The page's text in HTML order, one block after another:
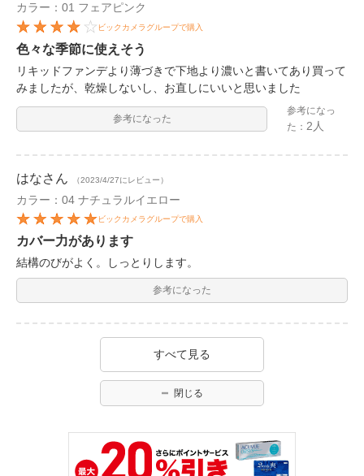
カラー：01 フェアピンク
ビックカメラグループで購入
色々な季節に使えそう
リキッドファンデより薄づきで下地より濃いと書いてあり買って
みましたが、乾燥しないし、お直しにいいと思いました
参考になった
参考になっ
た： 2人
はなさん （2023/4/27にレビュー）
カラー：04 ナチュラルイエロー
ビックカメラグループで購入
カバー力があります
結構のびがよく。しっとりします。
参考になった
すべて見る
閉じる